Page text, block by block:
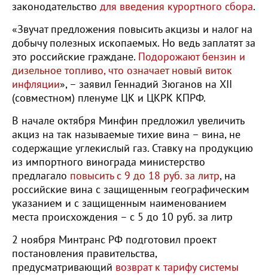
законодательство для введения курортного сбора.
«Звучат предложения повысить акцизы и налог на
добычу полезных ископаемых. Но ведь заплатят за
это российские граждане. Подорожают бензин и
дизельное топливо, что означает новый виток
инфляции», – заявил Геннадий Зюганов на XII
(совместном) пленуме ЦК и ЦКРК КПРФ.
В начале октября Минфин предложил увеличить
акциз на так называемые тихие вина – вина, не
содержащие углекислый газ. Ставку на продукцию
из импортного винограда министерство
предлагало повысить с 9 до 18 руб. за литр, на
российские вина с защищенным географическим
указанием и с защищенным наименованием
места происхождения – с 5 до 10 руб. за литр
2 ноября Минтранс РФ подготовил проект
постановления правительства,
предусматривающий возврат к тарифу системы